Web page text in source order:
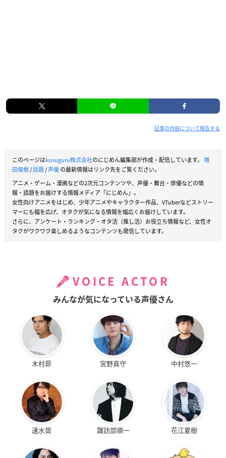
記事の内容について報告する
このページはkusuguru株式会社のにじめん編集部が作成・配信しています。 増
田俊樹/話題/声優の最新情報はリンク先をご覧ください。
アニメ・ゲーム・漫画などの2次元コンテンツや、声優・舞台・俳優などの情
報・話題をお届けする情報メディア「にじめん」。
女性向けアニメをはじめ、少年アニメやキャラクター作品、VTuberなどストリー
マーにも幅を広げ、オタクが気になる情報を幅広くお届けしています。
さらに、アンケート・ランキング・オタ活（推し活）お役立ち情報など、女性オ
タクがワクワク楽しめるようなコンテンツも発信しています。
VOICE ACTOR
みんなが気になっている声優さん
木村昴 宮野真守 中村悠一
速水奨 諏訪部順一 花江夏樹